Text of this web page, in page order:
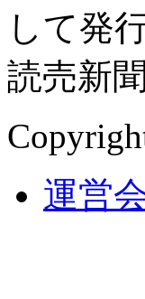
して発
読売新
運営